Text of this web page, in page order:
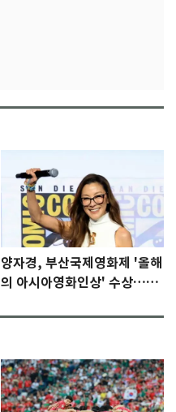
양자경, 부산국제영화제 '올해
의 아시아영화인상' 수상…15